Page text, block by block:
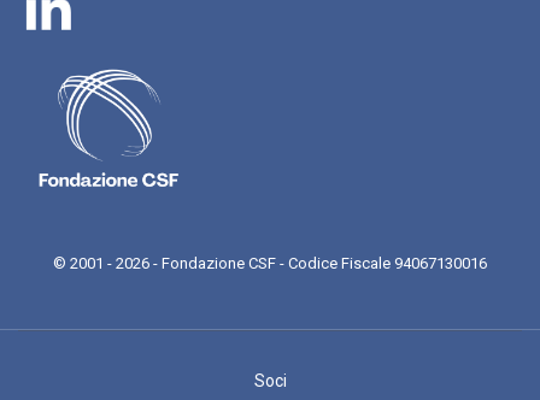
© 2001 - 2026 - Fondazione CSF - Codice Fiscale 94067130016
Soci